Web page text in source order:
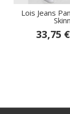
Lois Jeans
33,75 €